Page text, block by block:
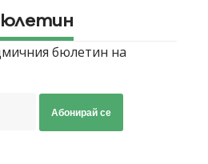
бюлетин на
Абонирай се